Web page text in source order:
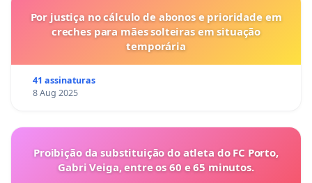
Por justiça no cálculo de abonos e prioridade em
creches para mães solteiras em situação
temporária
41 assinaturas
8 Aug 2025
Proibição da substituição do atleta do FC Porto,
Gabri Veiga, entre os 60 e 65 minutos.